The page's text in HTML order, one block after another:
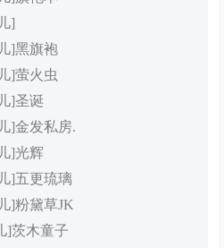
]
]黑旗袍
]萤火虫
]圣诞
]金发私房.
]光辉
]五更琉璃
]粉黛草JK
]茨木童子